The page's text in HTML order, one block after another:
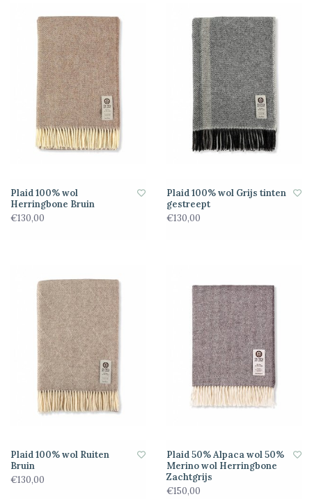
Plaid 100% wol
Herringbone Bruin
€130,00
Plaid 100% wol Grijs tinten
gestreept
€130,00
Plaid 100% wol Ruiten
Bruin
€130,00
Plaid 50% Alpaca wol 50%
Merino wol Herringbone
Zachtgrijs
€150,00